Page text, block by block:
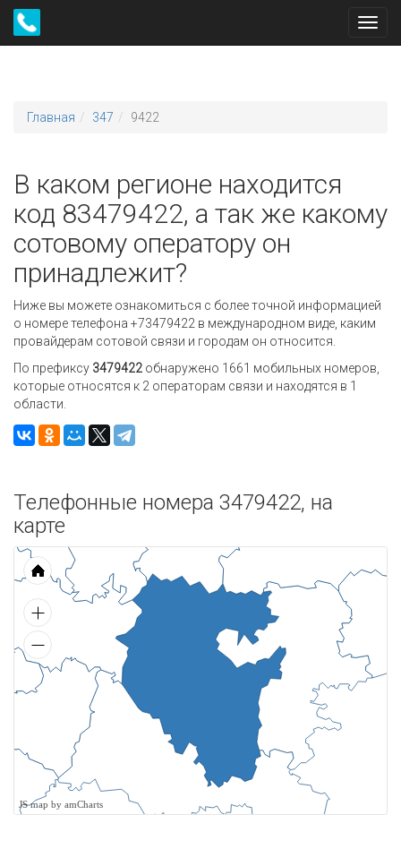
Главная 347 9422
В каком регионе находится
код 83479422, а так же какому
сотовому оператору он
принадлежит?
Ниже вы можете ознакомиться с более точной информацией
о номере телефона +73479422 в международном виде, каким
провайдерам сотовой связи и городам он относится.
По префиксу 3479422 обнаружено 1661 мобильных номеров,
которые относятся к 2 операторам связи и находятся в 1
области.
Телефонные номера 3479422, на
карте
JS map by amCharts